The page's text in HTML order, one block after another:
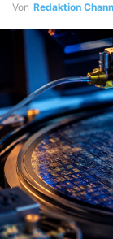
Von Redaktion